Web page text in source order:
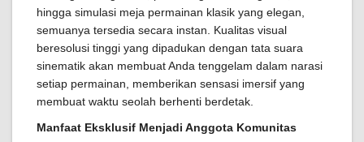
hingga simulasi meja permainan klasik yang elegan,
semuanya tersedia secara instan. Kualitas visual
beresolusi tinggi yang dipadukan dengan tata suara
sinematik akan membuat Anda tenggelam dalam narasi
setiap permainan, memberikan sensasi imersif yang
membuat waktu seolah berhenti berdetak.
Manfaat Eksklusif Menjadi Anggota Komunitas